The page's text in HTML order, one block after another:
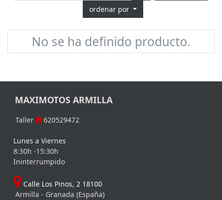
ordenar por
No se ha definido producto.
MAXIMOTOS ARMILLA
Taller 620529472
Lunes a Viernes
8:30h -15:30h
Ininterrumpido
Calle Los Pinos, 2 18100
Armilla - Granada (España)